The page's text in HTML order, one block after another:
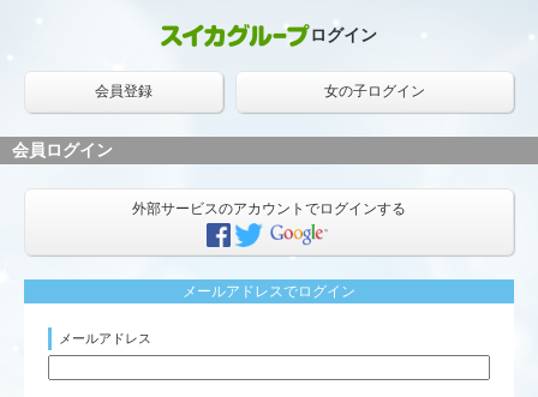
ログイン
会員登録 女の子ログイン
会員ログイン
外部サービスのアカウントでログインする
メールアドレスでログイン
メールアドレス